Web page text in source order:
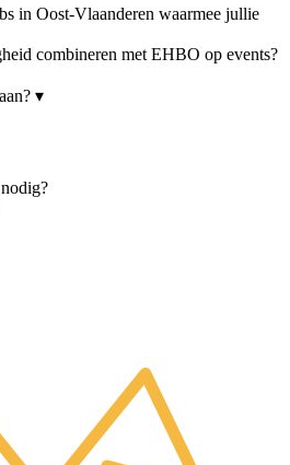
in Oost-Vlaanderen waarmee jullie
combineren met EHBO op events?
▾